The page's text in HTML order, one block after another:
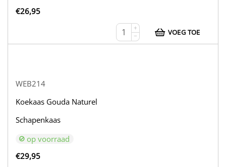
€26,95
+
−
VOEG TOE
WEB214
Koekaas Gouda Naturel
Schapenkaas
op voorraad
€29,95